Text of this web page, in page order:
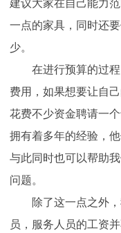
建议大家在自己能力
一点的家具，同时还
少。
在进行预算的过
费用，如果想要让自
花费不少资金聘请一
拥有着多年的经验，
与此同时也可以帮助
问题。
除了这一点之外
员，服务人员的工资